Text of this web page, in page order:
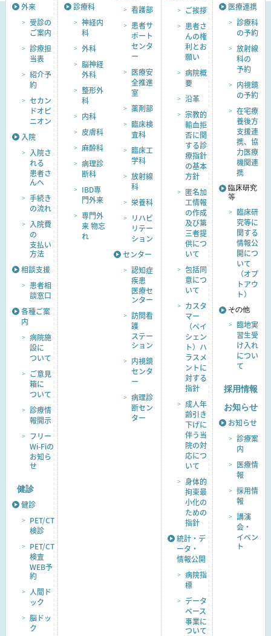
外来
受診の
ご案内
診療担
当表
紹介予
約
セカン
ドオピ
ニオン
入院
入院さ
れる
患者さ
んへ
手続き
の流れ
入院費
の
支払い
方法
相談支援
患者相
談窓口
各種ご案
内
病院施
設に
ついて
ご意見
箱に
ついて
診療情
報開示
フリー
Wi-Fiの
お知ら
せ
健診
健診
PET/CT
検診
PET/CT
検査
WEB予
約
人間ド
ック
脳ドッ
ク
診療科
神経内
科
外科
脳神経
外科
整形外
科
内科
皮膚科
麻酔科
病理診
断科
IBD専
門外来
専門外
来 物忘
れ
看護部
患者サ
ポート
センタ
ー
医療安
全推進
室
薬剤部
臨床検
査科
臨床工
学科
放射線
科
栄養科
リハビ
リテー
ション
センター
認知症
疾患
医療セ
ンター
訪問看
護
ステー
ション
内視鏡
センタ
ー
病理診
断セン
ター
ご挨拶
患者さ
んの権
利とお
願い
病院概
要
沿革
宗教的
輸血拒
否に関
する診
療指針
の基本
方針
匿名加
工情報
の作成
及び第
三者提
供につ
いて
包括同
意につ
いて
カスタ
マー
（ペイ
シェン
ト）ハ
ラスメ
ントに
対する
指針
成人年
齢引き
下げに
伴う当
院の対
応につ
いて
身体的
拘束最
小化の
ための
指針
統計・デ
ータ・
情報公開
病院指
標
データ
ベース
事業に
ついて
医療連携
診療科
の予約
放射線
科の
予約
内視鏡
の予約
在宅療
養後方
支援連
携、協
力医療
機関連
携
臨床研究
等
臨床研
究等に
関する
情報公
開につ
いて
（オプ
トアウ
ト）
その他
臨地実
習生受
け入れ
につい
て
採用情報
お知らせ
お知らせ
診療案
内
医療情
報
採用情
報
講演
会・
イベン
ト